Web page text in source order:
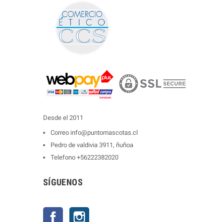
Desde el 2011
Correo info@puntomascotas.cl
Pedro de valdivia 3911, ñuñoa
Telefono +56222382020
SÍGUENOS
Facebook